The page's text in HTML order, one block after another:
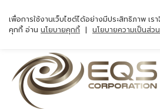
เพื่อการใช้งานเว็บไซต์ได้อย่างมีประสิทธิภาพ เร
คุกกี้ อ่าน นโยบายคุกกี้ | นโยบายความเป็นส่ว